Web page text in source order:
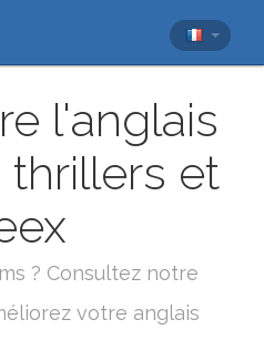
l'anglais
et
? Consultez notre
votre anglais